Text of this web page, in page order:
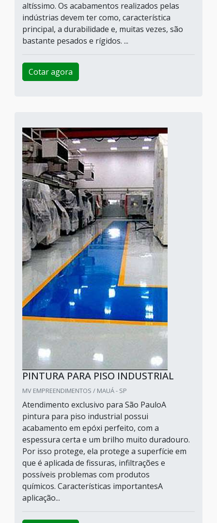
altíssimo. Os acabamentos realizados pelas
indústrias devem ter como, característica
principal, a durabilidade e, muitas vezes, são
bastante pesados e rígidos. ...
Cotar agora
PINTURA PARA PISO INDUSTRIAL
MV EMPREENDIMENTOS / MAUÁ - SP
Atendimento exclusivo para São PauloA
pintura para piso industrial possui
acabamento em epóxi perfeito, com a
espessura certa e um brilho muito duradouro.
Por isso protege, ela protege a superfície em
que é aplicada de fissuras, infiltrações e
possíveis problemas com produtos
químicos. Características importantesA
aplicação...